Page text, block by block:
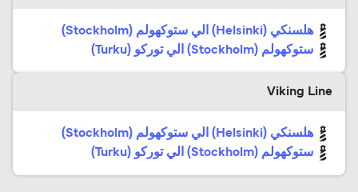
هلسنكي (Helsinki) الي ستوكهولم (Stockholm)
ستوكهولم (Stockholm) الي توركو (Turku)
Viking Line
هلسنكي (Helsinki) الي ستوكهولم (Stockholm)
ستوكهولم (Stockholm) الي توركو (Turku)